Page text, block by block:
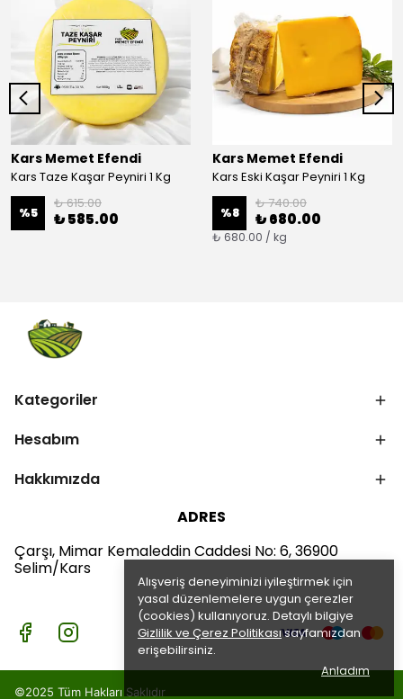
Alışveriş deneyiminizi iyileştirmek için
yasal düzenlemelere uygun çerezler
(cookies) kullanıyoruz. Detaylı bilgiye
Gizlilik ve Çerez Politikasısayfamızdan
erişebilirsiniz.
Anladım
Kars Memet Efendi
Kars Taze Kaşar Peyniri 1 Kg
%5
₺ 615.00
₺ 585.00
Kars Memet Efendi
Kars Eski Kaşar Peyniri 1 Kg
%8
₺ 740.00
₺ 680.00
₺ 680.00 / kg
Kategoriler
Hesabım
Hakkımızda
ADRES
Çarşı, Mimar Kemaleddin Caddesi No: 6, 36900
Selim/Kars
©2025 Tüm Hakları Saklıdır